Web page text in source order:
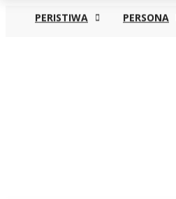
PERISTIWA PERSONA